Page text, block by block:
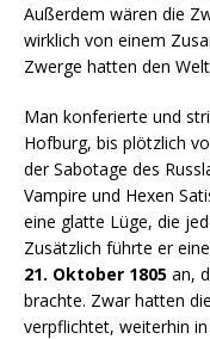
Außerdem wären die
wirklich von einem
Zwerge hatten den
Man konferierte und
Hofburg, bis plötzlich
der Sabotage des
Vampire und Hexen
eine glatte Lüge, die
Zusätzlich führte er
21. Oktober 1805 an,
brachte. Zwar hatten
verpflichtet, weiterhin